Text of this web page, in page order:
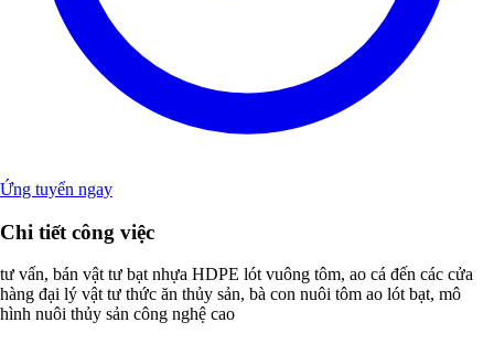
Ứng tuyển ngay
Chi tiết công việc
tư vấn, bán vật tư bạt nhựa HDPE lót vuông tôm, ao cá đến các cửa
hàng đại lý vật tư thức ăn thủy sản, bà con nuôi tôm ao lót bạt, mô
hình nuôi thủy sản công nghệ cao